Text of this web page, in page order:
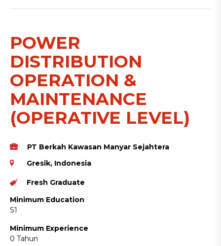
POWER
DISTRIBUTION
OPERATION &
MAINTENANCE
(OPERATIVE LEVEL)
PT Berkah Kawasan Manyar Sejahtera
Gresik, Indonesia
Fresh Graduate
Minimum Education
S1
Minimum Experience
0 Tahun